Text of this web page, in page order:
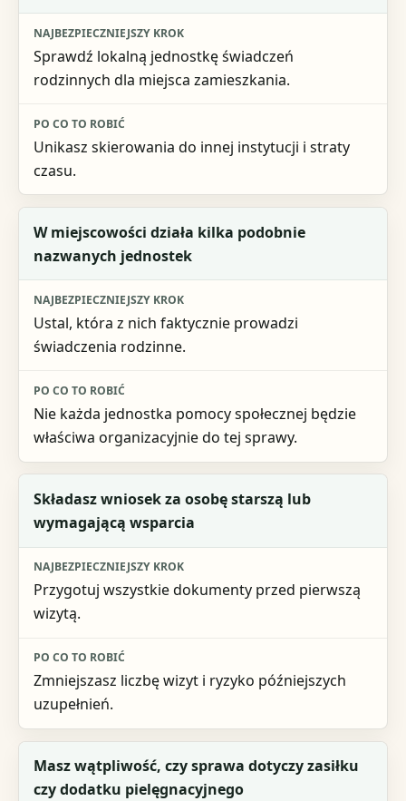
Najbezpieczniejszy krok
Po co to robić
Sprawdź lokalną jednostkę świadczeń
rodzinnych dla miejsca zamieszkania.
Unikasz skierowania do innej instytucji i straty
czasu.
W miejscowości działa kilka podobnie
nazwanych jednostek
Ustal, która z nich faktycznie prowadzi
świadczenia rodzinne.
Nie każda jednostka pomocy społecznej będzie
właściwa organizacyjnie do tej sprawy.
Składasz wniosek za osobę starszą lub
wymagającą wsparcia
Przygotuj wszystkie dokumenty przed pierwszą
wizytą.
Zmniejszasz liczbę wizyt i ryzyko późniejszych
uzupełnień.
Masz wątpliwość, czy sprawa dotyczy zasiłku
czy dodatku pielęgnacyjnego